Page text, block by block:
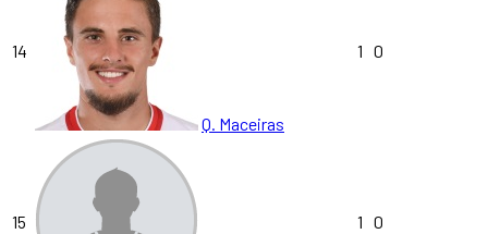
14
Q. Maceiras
1 0
15 1 0